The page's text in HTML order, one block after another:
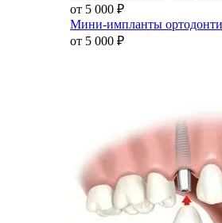
от 5 000 ₽
Мини-импланты
от 5 000 ₽